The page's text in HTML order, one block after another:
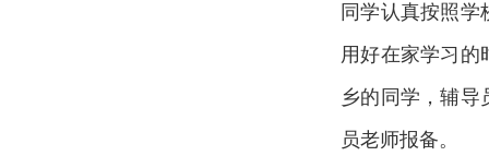
同学认真按照
用好在家学习的
乡的同学，辅导
员老师报备。